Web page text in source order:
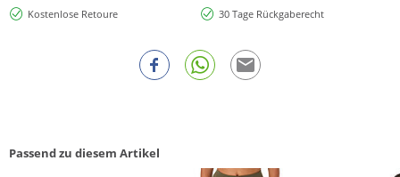
Kostenlose Retoure
30 Tage Rückgaberecht
Passend zu diesem Artikel